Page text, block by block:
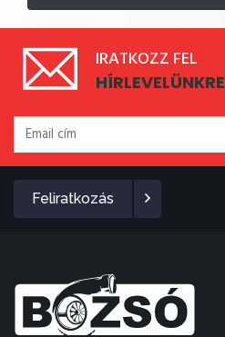
IRATKOZZ FEL
HÍRLEVELÜNKRE
Feliratkozás